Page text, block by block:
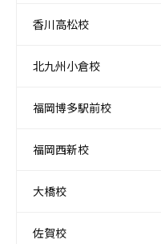
香川高松校
北九州小倉校
福岡博多駅前校
福岡西新校
大橋校
佐賀校